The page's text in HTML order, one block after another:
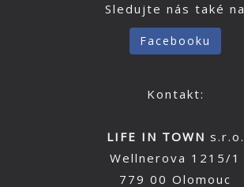
Sledujte nás také na
Facebooku
Kontakt:
LIFE IN TOWN s.r.o.
Wellnerova 1215/1
779 00 Olomouc